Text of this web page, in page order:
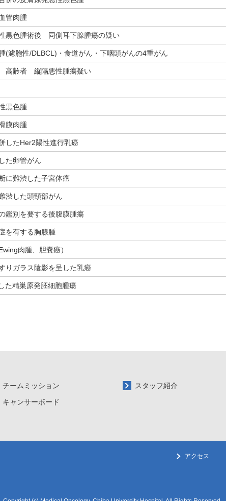
管肉腫
黒色腫術後 同側耳下腺腫瘍の疑い
(濾胞性/DLBCL)・食道がん・下咽頭がんの4重がん
高齢者 縦隔悪性腫瘍疑い
黒色腫
膜肉腫
したHer2陽性進行乳癌
た卵管がん
に難渋した子宮体癌
渋した頭頸部がん
鑑別を要する後腹膜腫瘍
を有する胸腺腫
肉腫、胆嚢癌）
りガラス陰影を呈した乳癌
た精巣原発胚細胞腫瘍
チームミッション スタッフ紹介
キャンサーボード
アクセス